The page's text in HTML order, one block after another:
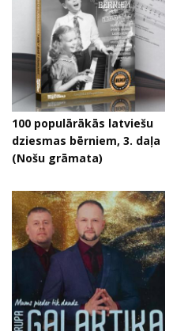
100 populārākās latviešu
dziesmas bērniem, 3. daļa
(Nošu grāmata)